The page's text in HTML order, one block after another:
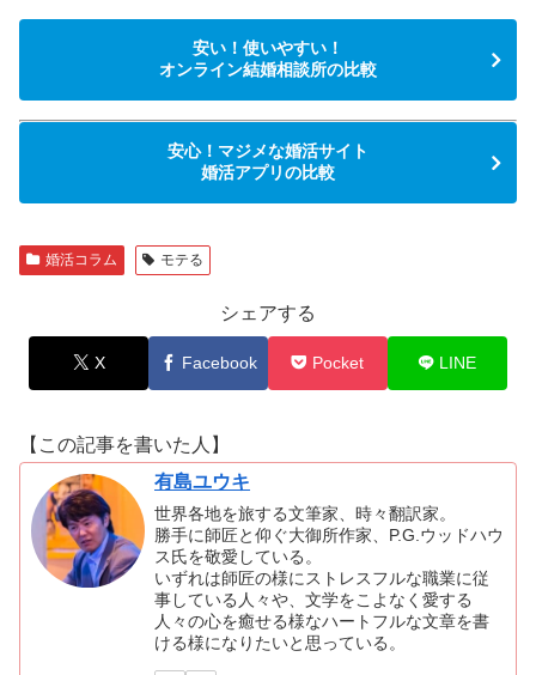
安い！使いやすい！
オンライン結婚相談所の比較
安心！マジメな婚活サイト
婚活アプリの比較
婚活コラム モテる
シェアする
X Facebook Pocket LINE
【この記事を書いた人】
有島ユウキ
世界各地を旅する文筆家、時々翻訳家。
勝手に師匠と仰ぐ大御所作家、P.G.ウッドハウ
ス氏を敬愛している。
いずれは師匠の様にストレスフルな職業に従
事している人々や、文学をこよなく愛する
人々の心を癒せる様なハートフルな文章を書
ける様になりたいと思っている。